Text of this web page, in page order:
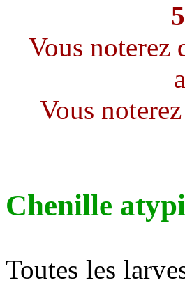
Vous noterez
Vous
Chenille
Toutes les